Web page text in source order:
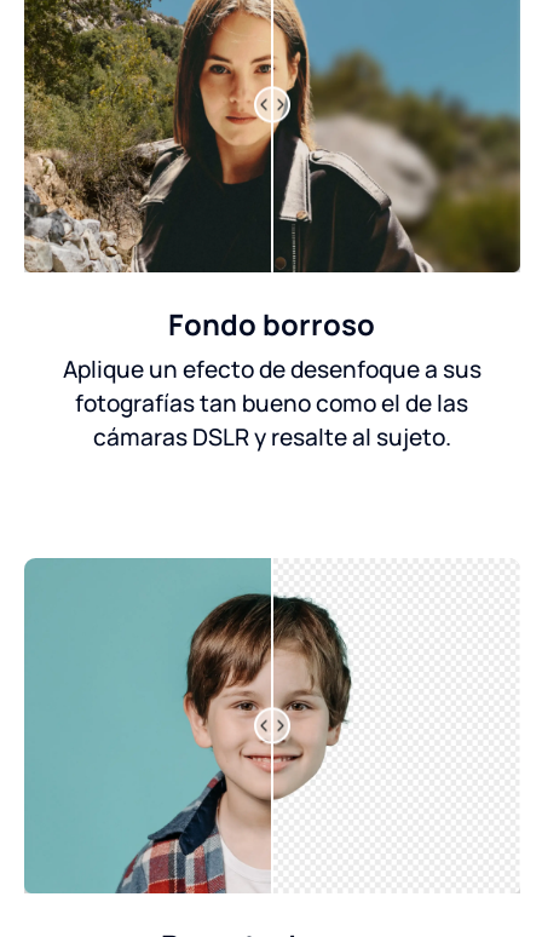
Fondo borroso
Aplique un efecto de desenfoque a sus
fotografías tan bueno como el de las
cámaras DSLR y resalte al sujeto.